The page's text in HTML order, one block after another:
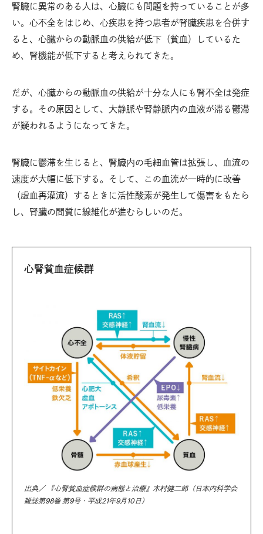
腎臓に異常のある人は、心臓にも問題を持っていることが多
い。心不全をはじめ、心疾患を持つ患者が腎臓疾患を合併す
ると、心臓からの動脈血の供給が低下（貧血）しているた
め、腎機能が低下すると考えられてきた。
だが、心臓からの動脈血の供給が十分な人にも腎不全は発症
する。その原因として、大静脈や腎静脈内の血液が滞る鬱滞
が疑われるようになってきた。
腎臓に鬱滞を生じると、腎臓内の毛細血管は拡張し、血流の
速度が大幅に低下する。そして、この血流が一時的に改善
（虚血再灌流）するときに活性酸素が発生して傷害をもたら
し、腎臓の間質に線維化が進むらしいのだ。
心腎貧血症候群
出典／ 『心腎貧血症候群の病態と治療』木村健二郎（日本内科学会
雑誌第98巻 第9号・平成21年9月10日）